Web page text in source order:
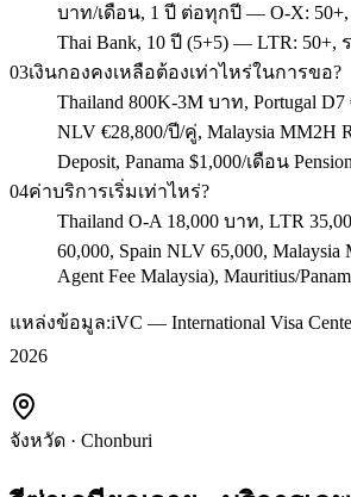
บาท/เดือน, 1 ปี ต่อทุกปี — O-X:
Thai Bank, 10 ปี (5+5) — LTR: 50+,
03เงินกองคงเหลือต้องเท่าไหร่ในการขอ?
Thailand 800K-3M บาท, Portugal
NLV €28,800/ปี/คู่, Malaysia MM2H
Deposit, Panama $1,000/เดือน Pension
04ค่าบริการเริ่มเท่าไหร่?
Thailand O-A 18,000 บาท, LTR
60,000, Spain NLV 65,000,
Agent Fee Malaysia), Mauritius/
แหล่งข้อมูล:iVC — International Visa
2026
จังหวัด · Chonburi